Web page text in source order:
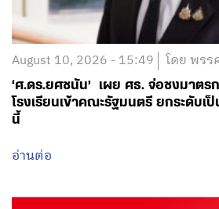
August 10, 2026 - 15:49 โดย พรร
‘ศ.ดร.ยศชนัน’ เผย ศธ. จ่อชงมาตร
โรงเรียนเข้าคณะรัฐมนตรี ยกระดับเ
นี้
อ่านต่อ